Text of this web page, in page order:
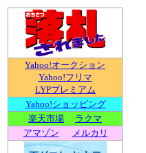
Yahoo!オークション
Yahoo!フリマ
LYPプレミアム
Yahoo!ショッピング
楽天市場
ラクマ
アマゾン
メルカリ